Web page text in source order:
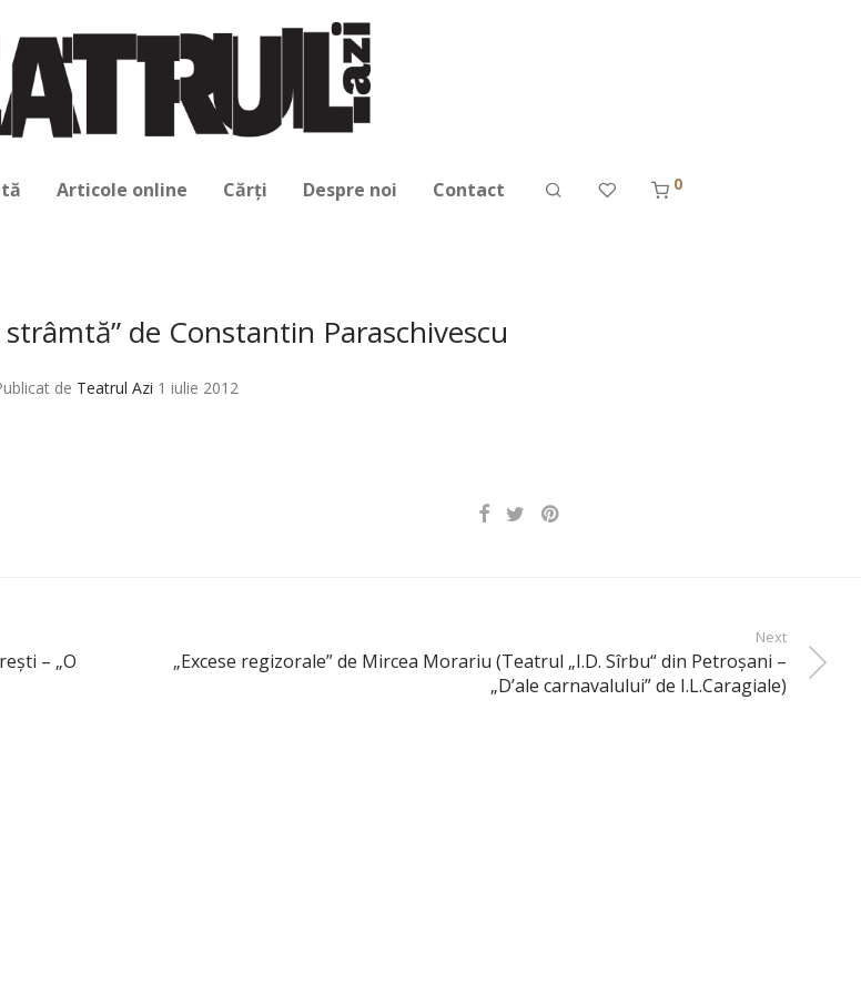
Articole online Cărți Despre noi Contact 0
de Constantin Paraschivescu
de Teatrul Azi 1 iulie 2012
– „O
Next
„Excese regizorale” de Mircea Morariu (Teatrul „I.D. Sîrbu“ din Petroşani –
„D’ale carnavalului” de I.L.Caragiale)